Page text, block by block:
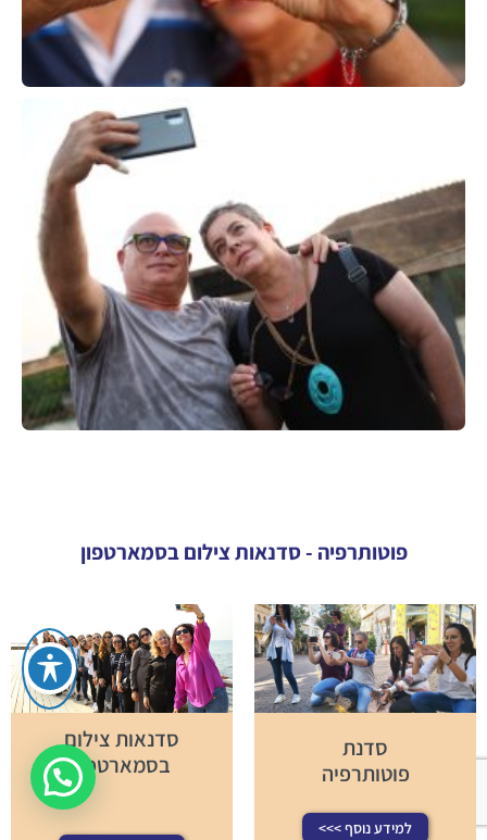
פוטותרפיה - סדנאות צילום בסמארטפון
סדנת
פוטותרפיה
למידע נוסף >>>
סדנאות צילום
בסמארטפון